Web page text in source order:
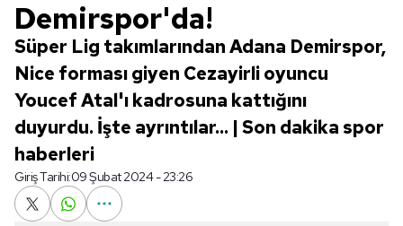
Demirspor'da!
Süper Lig takımlarından Adana Demirspor,
Nice forması giyen Cezayirli oyuncu
Youcef Atal'ı kadrosuna kattığını
duyurdu. İşte ayrıntılar... | Son dakika spor
haberleri
Giriş Tarihi:09 Şubat 2024 - 23:26